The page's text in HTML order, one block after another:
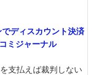
ディスカウント決済
ミジャーナル
支払えば裁判しない